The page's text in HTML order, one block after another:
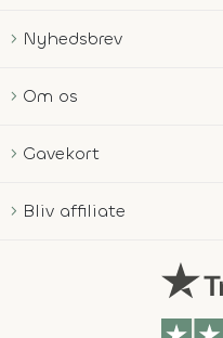
Nyhedsbrev
Om os
Gavekort
Bliv affiliate